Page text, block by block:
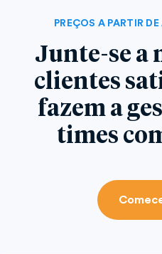
PREÇOS A PARTIR
Junte-se a
clientes
fazem a
times